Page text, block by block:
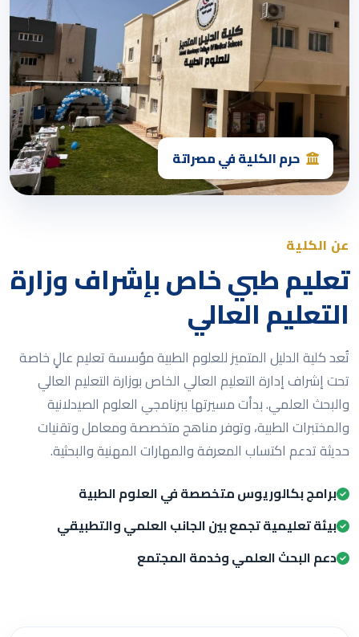
حرم الكلية في مصراتة
عن الكلية
تعليم طبي خاص بإشراف وزارة
التعليم العالي
تُعد كلية الدليل المتميز للعلوم الطبية مؤسسة تعليم عالٍ خاصة
تحت إشراف إدارة التعليم العالي الخاص بوزارة التعليم العالي
والبحث العلمي. بدأت مسيرتها ببرنامجي العلوم الصيدلانية
والمختبرات الطبية، وتوفر مناهج متخصصة ومعامل وتقنيات
حديثة تدعم اكتساب المعرفة والمهارات المهنية والبحثية.
برامج بكالوريوس متخصصة في العلوم الطبية
بيئة تعليمية تجمع بين الجانب العلمي والتطبيقي
دعم البحث العلمي وخدمة المجتمع